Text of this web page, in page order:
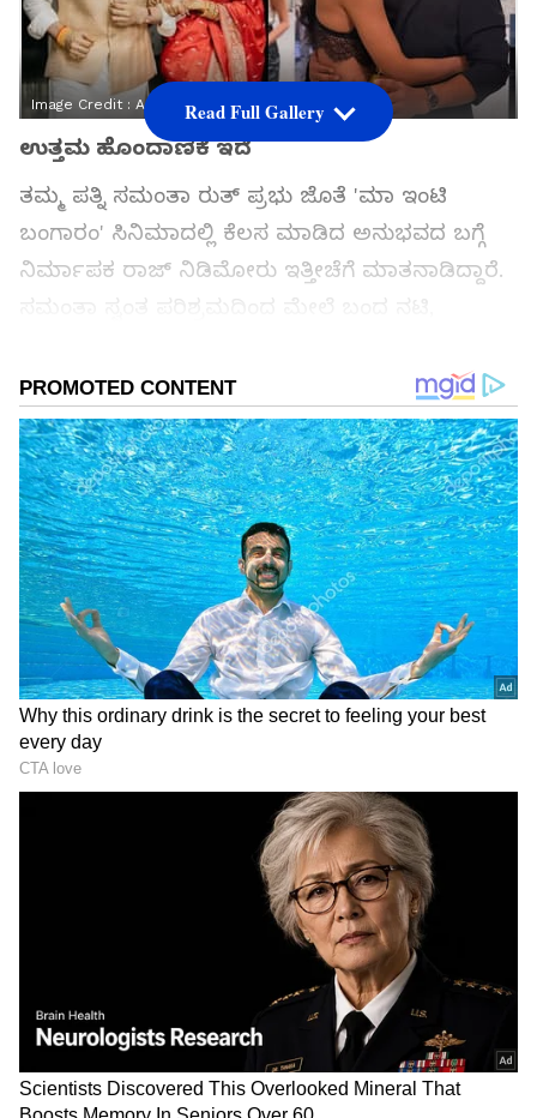
Image Credit : Asianet News
ಉತ್ತಮ ಹೊಂದಾಣಿಕೆ ಇದೆ
ತಮ್ಮ ಪತ್ನಿ ಸಮಂತಾ ರುತ್ ಪ್ರಭು ಜೊತೆ 'ಮಾ ಇಂಟಿ
ಬಂಗಾರಂ' ಸಿನಿಮಾದಲ್ಲಿ ಕೆಲಸ ಮಾಡಿದ ಅನುಭವದ ಬಗ್ಗೆ
ನಿರ್ಮಾಪಕ ರಾಜ್ ನಿಡಿಮೋರು ಇತ್ತೀಚೆಗೆ ಮಾತನಾಡಿದ್ದಾರೆ.
ಹೊಗಳಿದ್ದಾರೆ. ನಟಿ ಸಮಂತಾ ರುತ್ ಪ್ರಭು ಸದ್ಯ ತಮ್ಮ ಹೊಸ
ಸಿನಿಮಾ 'ಮಾ ಇಂಟಿ ಬಂಗಾರಂ' ಯಶಸ್ಸಿನ ಅಲೆಯಲ್ಲಿ
ತೇಲುತ್ತಿದ್ದಾರೆ. ಬಿ.ವಿ. ನಂದಿನಿ ರೆಡ್ಡಿ ನಿರ್ದೇಶನದ ಈ ಆ್ಯಕ್ಷನ್-
ಕಾಮಿಡಿ ಚಿತ್ರಕ್ಕೆ ಪ್ರೇಕ್ಷಕರಿಂದ ಭರ್ಜರಿ ರೆಸ್ಪಾನ್ಸ್ ಸಿಕ್ಕಿದೆ. ಈ
ಸಿನಿಮಾದಲ್ಲಿ ಸಮಂತಾ ಅವರ ಹೊಸ ಅವತಾರವನ್ನು
ಅಭಿಮಾನಿಗಳು ಸಖತ್ ಇಷ್ಟಪಟ್ಟಿದ್ದಾರೆ.
ಸಮಗ್ರ ಸುದ್ದಿ ಮೂಲವನ್ನಾಗಿ asianet suvarna news ಅನ್ನು
ಆಯ್ಕೆ ಮಾಡಿಕೊಳ್ಳಿ
2
Read Full Gallery